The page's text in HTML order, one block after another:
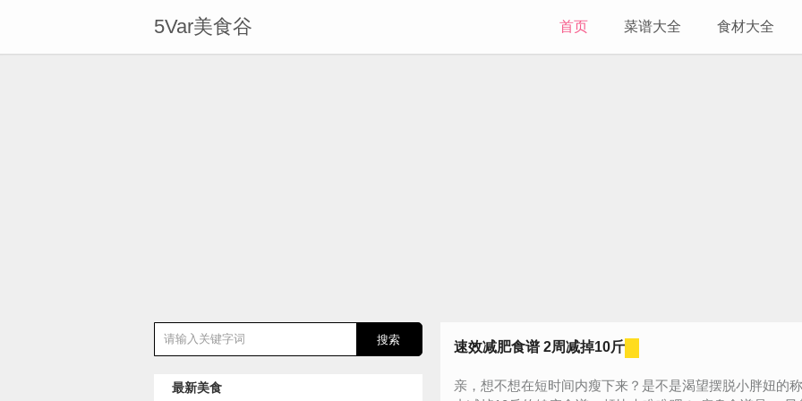
5Var美食谷 首页 菜谱大全 食材大全
最新美食
速效减肥食谱 2周减掉10斤
亲，想不想在短时间内瘦下来？是不是渴望摆脱小胖妞的